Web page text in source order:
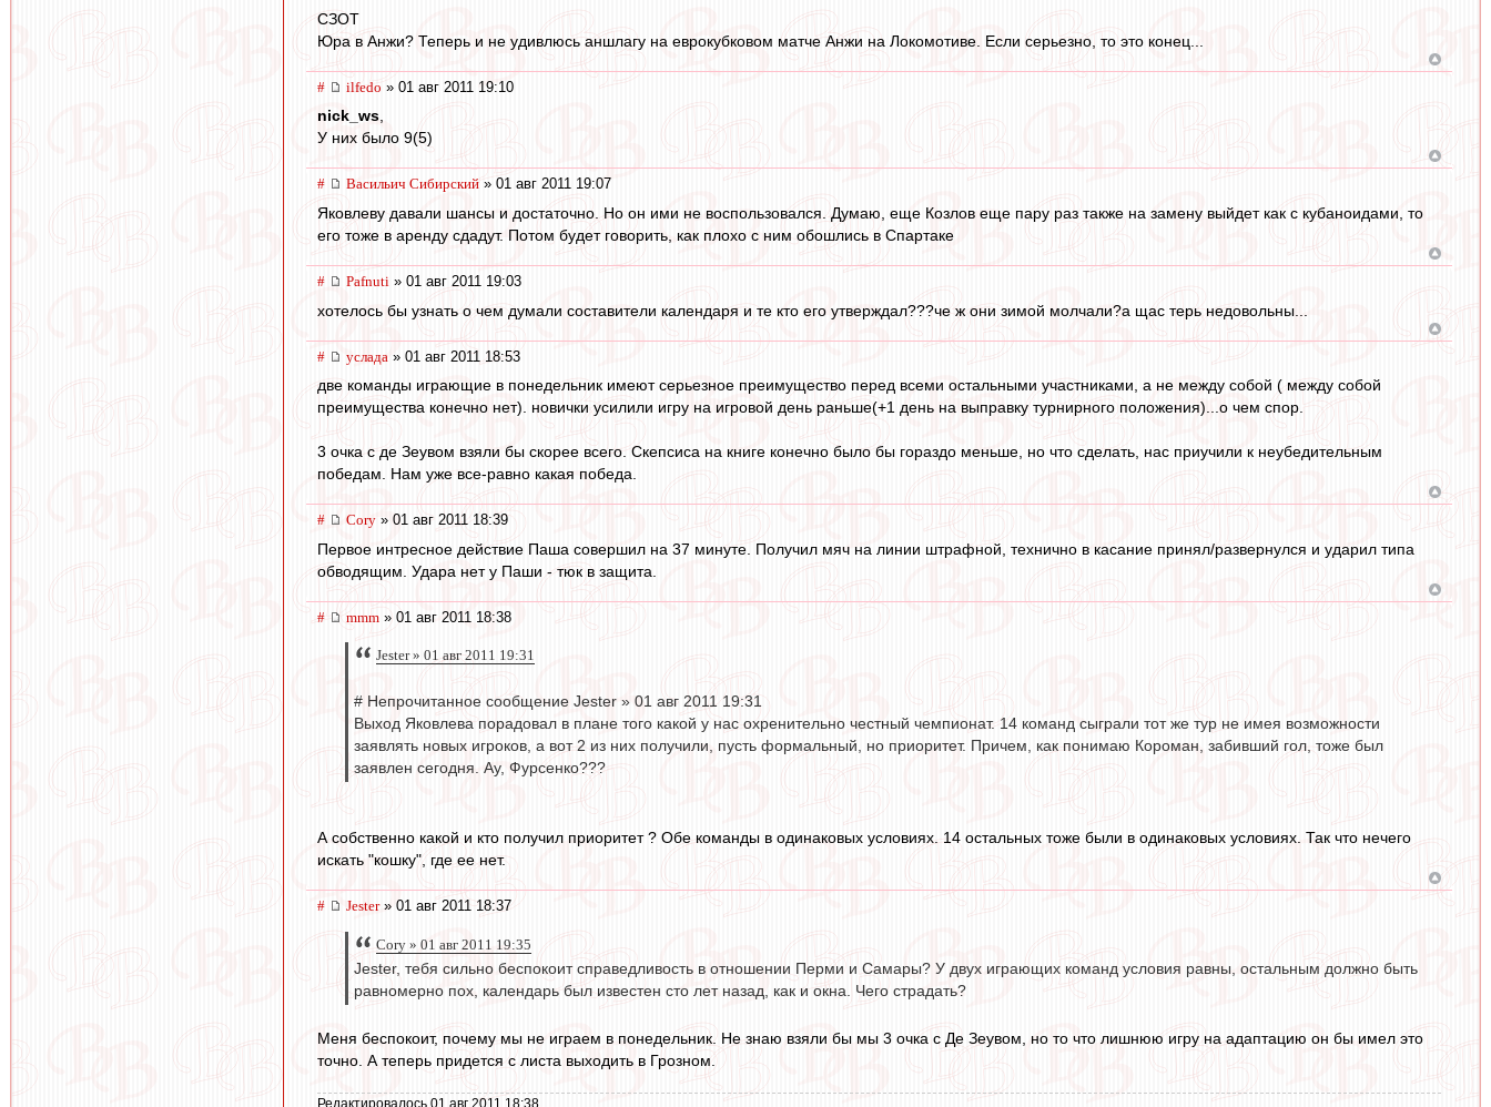
СЗОТ
Юра в Анжи? Теперь и не удивлюсь аншлагу на еврокубковом матче Анжи на Локомотиве. Если серьезно, то это конец...
# ilfedo » 01 авг 2011 19:10
nick_ws,
У них было 9(5)
# Васильич Сибирский » 01 авг 2011 19:07
Яковлеву давали шансы и достаточно. Но он ими не воспользовался. Думаю, еще Козлов еще пару раз также на замену выйдет как с кубаноидами, то
его тоже в аренду сдадут. Потом будет говорить, как плохо с ним обошлись в Спартаке
# Pafnuti » 01 авг 2011 19:03
хотелось бы узнать о чем думали составители календаря и те кто его утверждал???че ж они зимой молчали?а щас терь недовольны...
# услада » 01 авг 2011 18:53
две команды играющие в понедельник имеют серьезное преимущество перед всеми остальными участниками, а не между собой ( между собой
преимущества конечно нет). новички усилили игру на игровой день раньше(+1 день на выправку турнирного положения)...о чем спор.
3 очка с де Зеувом взяли бы скорее всего. Скепсиса на книге конечно было бы гораздо меньше, но что сделать, нас приучили к неубедительным
победам. Нам уже все-равно какая победа.
# Cory » 01 авг 2011 18:39
Первое интресное действие Паша совершил на 37 минуте. Получил мяч на линии штрафной, технично в касание принял/развернулся и ударил типа
обводящим. Удара нет у Паши - тюк в защита.
# mmm » 01 авг 2011 18:38
Jester » 01 авг 2011 19:31
# Непрочитанное сообщение Jester » 01 авг 2011 19:31
Выход Яковлева порадовал в плане того какой у нас охренительно честный чемпионат. 14 команд сыграли тот же тур не имея возможности
заявлять новых игроков, а вот 2 из них получили, пусть формальный, но приоритет. Причем, как понимаю Короман, забивший гол, тоже был
заявлен сегодня. Ау, Фурсенко???
А собственно какой и кто получил приоритет ? Обе команды в одинаковых условиях. 14 остальных тоже были в одинаковых условиях. Так что нечего
искать "кошку", где ее нет.
# Jester» 01 авг 2011 18:37
Cory » 01 авг 2011 19:35
Jester, тебя сильно беспокоит справедливость в отношении Перми и Самары? У двух играющих команд условия равны, остальным должно быть
равномерно пох, календарь был известен сто лет назад, как и окна. Чего страдать?
Меня беспокоит, почему мы не играем в понедельник. Не знаю взяли бы мы 3 очка с Де Зеувом, но то что лишнюю игру на адаптацию он бы имел это
точно. А теперь придется с листа выходить в Грозном.
Редактировалось 01 авг 2011 18:38